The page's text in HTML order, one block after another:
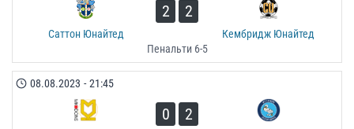
Саттон Юнайтед
2 2
Кембридж Юнайтед
Пенальти 6-5
08.08.2023 - 21:45
0 2